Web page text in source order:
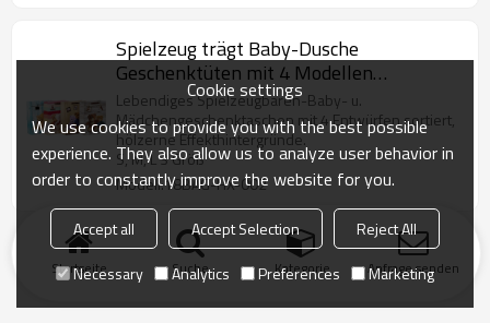
Spielzeug trägt Baby-Dusche
Geschenktüten mit 4 Modellen
Sortimente in Tongle-Verpackung
Lebendiges Spielzeugbären-Baby- u.
Mädchengeschenktaschen mit 4 Entwürfen sortiert,
hölzerne Effekthintergründe.
S, M, L 3 Größ
Modell:18BAG-HX-002
Startseite Suche Kategorie Anfrage senden
Cookie settings
We use cookies to provide you with the best possible
experience. They also allow us to analyze user behavior in
order to constantly improve the website for you.
Accept all Accept Selection
Reject All
Necessary
Analytics Preferences Marketing